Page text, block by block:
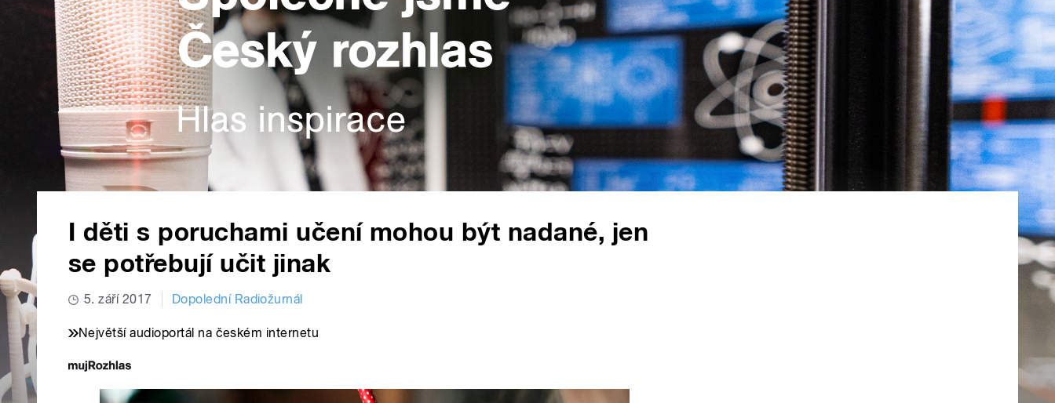
I děti s poruchami učení mohou být nadané, jen
se potřebují učit jinak
5. září 2017 Dopolední Radiožurnál
Největší audioportál na českém internetu